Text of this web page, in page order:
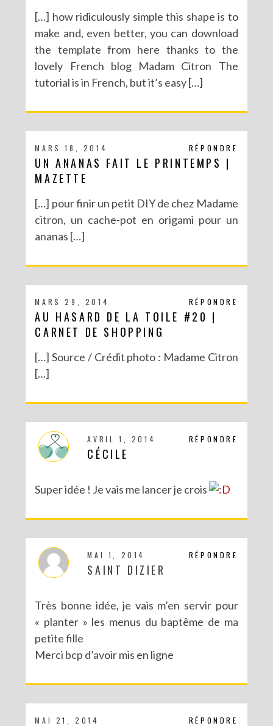
[…] how ridiculously simple this shape is to
make and, even better, you can download
the template from here thanks to the
lovely French blog Madam Citron The
tutorial is in French, but it’s easy […]
RÉPONDRE
MARS 18, 2014
UN ANANAS FAIT LE PRINTEMPS |
MAZETTE
[…] pour finir un petit DIY de chez Madame
citron, un cache-pot en origami pour un
ananas […]
RÉPONDRE
MARS 29, 2014
AU HASARD DE LA TOILE #20 |
CARNET DE SHOPPING
[…] Source / Crédit photo : Madame Citron
[…]
RÉPONDRE
AVRIL 1, 2014
CÉCILE
Super idée ! Je vais me lancer je crois
RÉPONDRE
MAI 1, 2014
SAINT DIZIER
Très bonne idée, je vais m’en servir pour
« planter » les menus du baptême de ma
petite fille
Merci bcp d’avoir mis en ligne
RÉPONDRE
MAI 21, 2014